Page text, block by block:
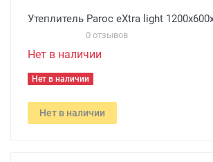
Утеплитель Paroc eXtra light
0 отзывов
Нет в наличии
Нет в наличии
Нет в наличии